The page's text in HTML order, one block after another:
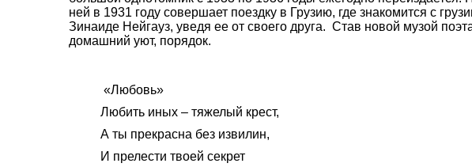
ней в 1931 году совершает поездку в Грузию, где знакомится с
Зинаиде Нейгауз, уведя ее от своего друга. Став новой музой
домашний уют, порядок.
«Любовь»
Любить иных – тяжелый крест,
А ты прекрасна без извилин,
И прелести твоей секрет